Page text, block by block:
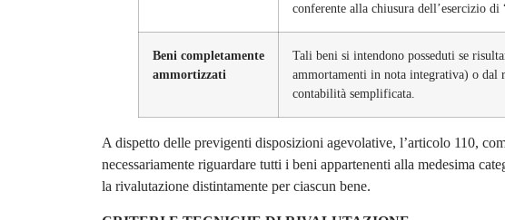
conferente alla chiusura dell’esercizio
Beni completamente
ammortizzati
Tali beni si intendono posseduti se
ammortamenti in nota integrativa) o
contabilità semplificata.
A dispetto delle previgenti disposizioni agevolative, l’articolo 110,
necessariamente riguardare tutti i beni appartenenti alla medesima
la rivalutazione distintamente per ciascun bene.